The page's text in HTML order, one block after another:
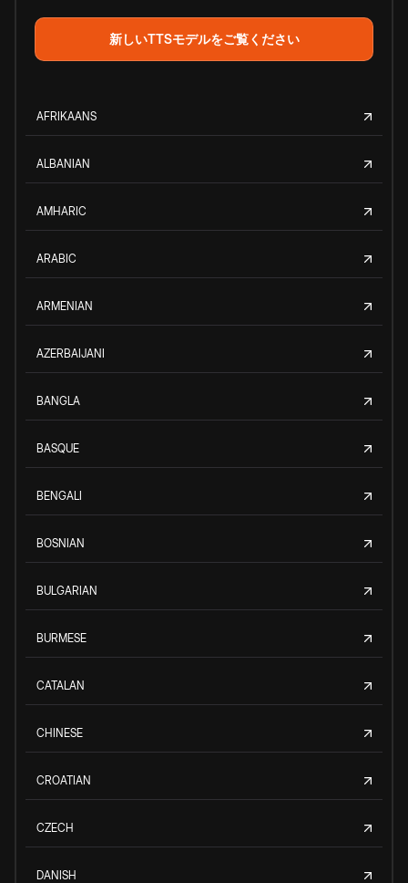
新しいTTSモデルをご覧ください
AFRIKAANS
ALBANIAN
AMHARIC
ARABIC
ARMENIAN
AZERBAIJANI
BANGLA
BASQUE
BENGALI
BOSNIAN
BULGARIAN
BURMESE
CATALAN
CHINESE
CROATIAN
CZECH
DANISH